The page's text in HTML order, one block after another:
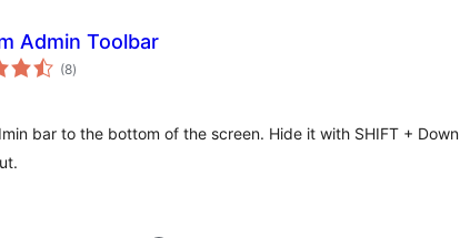
Admin Toolbar
(8valoracións
totais
)
bar to the bottom of the screen. Hide it with SHIFT + Down